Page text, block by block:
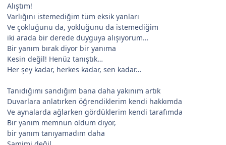
Alıştım!
Varlığını istemediğim tüm eksik yanları
Ve çokluğunu da, yokluğunu da istemediğim
iki arada bir derede duyguya alışıyorum…
Bir yanım bırak diyor bir yanıma
Kesin değil! Henüz tanıştık…
Her şey kadar, herkes kadar, sen kadar…
Tanıdığımı sandığım bana daha yakınım artık
Duvarlara anlatırken öğrendiklerim kendi hakkımda
Ve aynalarda ağlarken gördüklerim kendi tarafımda
Bir yanım memnun oldum diyor,
bir yanım tanıyamadım daha